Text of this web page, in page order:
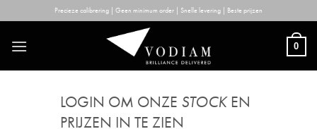
to
content
Precieze calibrering | Geen minimum order | Snelle levering | Beste prijzen
0
LOGIN OM ONZE STOCKEN
PRIJZEN IN TE ZIEN